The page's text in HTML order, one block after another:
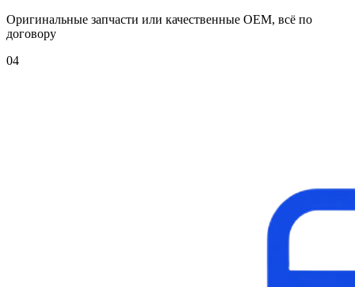
Оригинальные запчасти или качественные OEM, всё по
договору
04